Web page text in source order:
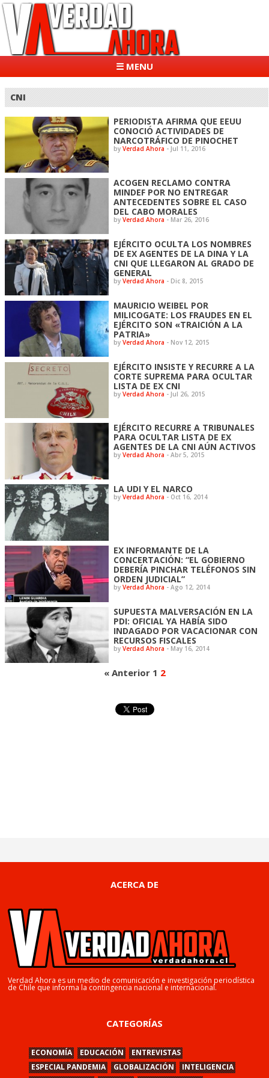
☰ MENU
CNI
PERIODISTA AFIRMA QUE EEUU
CONOCIÓ ACTIVIDADES DE
NARCOTRÁFICO DE PINOCHET
byVerdad Ahora - Jul 11, 2016
ACOGEN RECLAMO CONTRA
MINDEF POR NO ENTREGAR
ANTECEDENTES SOBRE EL CASO
DEL CABO MORALES
byVerdad Ahora - Mar 26, 2016
EJÉRCITO OCULTA LOS NOMBRES
DE EX AGENTES DE LA DINA Y LA
CNI QUE LLEGARON AL GRADO DE
GENERAL
byVerdad Ahora - Dic 8, 2015
MAURICIO WEIBEL POR
MILICOGATE: LOS FRAUDES EN EL
EJÉRCITO SON «TRAICIÓN A LA
PATRIA»
byVerdad Ahora - Nov 12, 2015
EJÉRCITO INSISTE Y RECURRE A LA
CORTE SUPREMA PARA OCULTAR
LISTA DE EX CNI
byVerdad Ahora - Jul 26, 2015
EJÉRCITO RECURRE A TRIBUNALES
PARA OCULTAR LISTA DE EX
AGENTES DE LA CNI AÚN ACTIVOS
byVerdad Ahora - Abr 5, 2015
LA UDI Y EL NARCO
byVerdad Ahora - Oct 16, 2014
EX INFORMANTE DE LA
CONCERTACIÓN: “EL GOBIERNO
DEBERÍA PINCHAR TELÉFONOS SIN
ORDEN JUDICIAL”
byVerdad Ahora - Ago 12, 2014
SUPUESTA MALVERSACIÓN EN LA
PDI: OFICIAL YA HABÍA SIDO
INDAGADO POR VACACIONAR CON
RECURSOS FISCALES
byVerdad Ahora - May 16, 2014
« Anterior 1 2
ACERCA DE
Verdad Ahora es un medio de comunicación e investigación periodística
de Chile que informa la contingencia nacional e internacional.
CATEGORÍAS
ECONOMÍA EDUCACIÓN
ENTREVISTAS
ESPECIAL PANDEMIA
GLOBALIZACIÓN
INTELIGENCIA